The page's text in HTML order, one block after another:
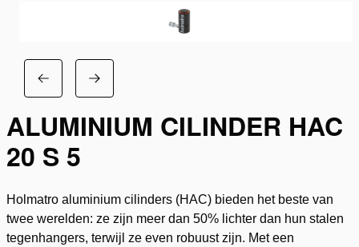
ALUMINIUM CILINDER HAC
20 S 5
Holmatro aluminium cilinders (HAC) bieden het beste van
twee werelden: ze zijn meer dan 50% lichter dan hun stalen
tegenhangers, terwijl ze even robuust zijn. Met een